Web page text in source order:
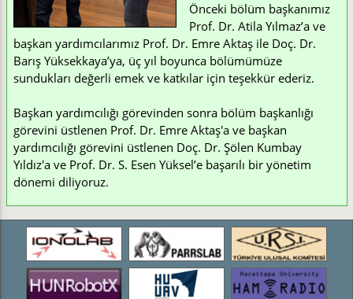
Önceki bölüm başkanımız
Prof. Dr. Atila Yılmaz’a ve
başkan yardımcılarımız Prof. Dr. Emre Aktaş ile Doç. Dr.
Barış Yüksekkaya’ya, üç yıl boyunca bölümümüze
sundukları değerli emek ve katkılar için teşekkür ederiz.
Başkan yardımcılığı görevinden sonra bölüm başkanlığı
görevini üstlenen Prof. Dr. Emre Aktaş'a ve başkan
yardımcılığı görevini üstlenen Doç. Dr. Şölen Kumbay
Yıldız'a ve Prof. Dr. S. Esen Yüksel’e başarılı bir yönetim
dönemi diliyoruz.